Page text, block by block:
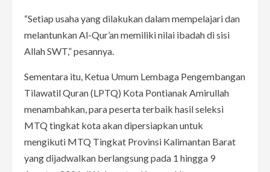
“Setiap usaha yang dilakukan dalam mempelajari dan
melantunkan Al-Qur’an memiliki nilai ibadah di sisi
Allah SWT,” pesannya.
Sementara itu, Ketua Umum Lembaga Pengembangan
Tilawatil Quran (LPTQ) Kota Pontianak Amirullah
menambahkan, para peserta terbaik hasil seleksi
MTQ tingkat kota akan dipersiapkan untuk
mengikuti MTQ Tingkat Provinsi Kalimantan Barat
yang dijadwalkan berlangsung pada 1 hingga 9